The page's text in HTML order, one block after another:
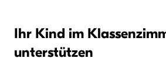
Ihr Kind im
unterstützen